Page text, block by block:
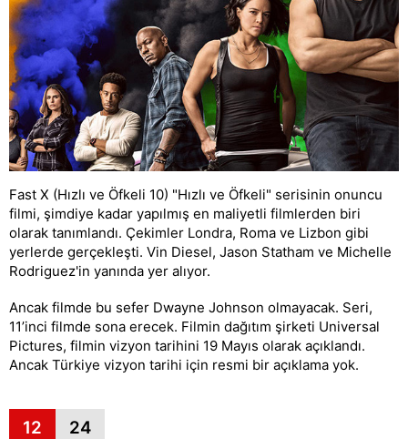
Fast X (Hızlı ve Öfkeli 10) "Hızlı ve Öfkeli" serisinin onuncu
filmi, şimdiye kadar yapılmış en maliyetli filmlerden biri
olarak tanımlandı. Çekimler Londra, Roma ve Lizbon gibi
yerlerde gerçekleşti. Vin Diesel, Jason Statham ve Michelle
Rodriguez'in yanında yer alıyor.
Ancak filmde bu sefer Dwayne Johnson olmayacak. Seri,
11’inci filmde sona erecek. Filmin dağıtım şirketi Universal
Pictures, filmin vizyon tarihini 19 Mayıs olarak açıklandı.
Ancak Türkiye vizyon tarihi için resmi bir açıklama yok.
12 24